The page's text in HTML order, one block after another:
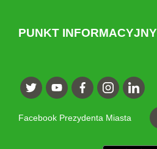
PUNKT INFORMACYJNY
Facebook Prezydenta Miasta